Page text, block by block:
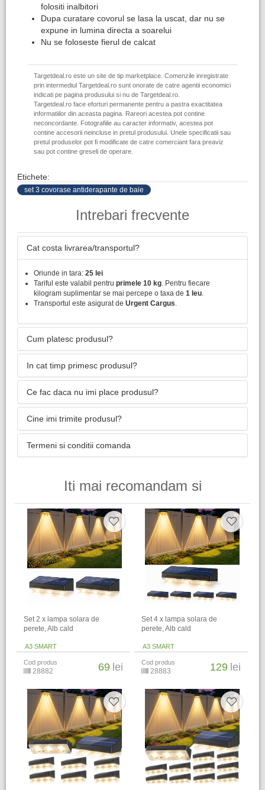
folositi inalbitori
Dupa curatare covorul se lasa la uscat, dar nu se
expune in lumina directa a soarelui
Nu se foloseste fierul de calcat
Targetdeal.ro este un site de tip marketplace. Comenzile inregistrate
prin intermediul Targetdeal.ro sunt onorate de catre agentii economici
indicati pe pagina produsului si nu de Targetdeal.ro.
Targetdeal.ro face eforturi permanente pentru a pastra exactitatea
informatiilor din aceasta pagina. Rareori acestea pot contine
neconcordante. Fotografiile au caracter informativ, acestea pot
contine accesorii neincluse in pretul produsului. Unele specificatii sau
pretul produselor pot fi modificate de catre comerciant fara preaviz
sau pot contine greseli de operare.
Etichete:
set 3 covorase antiderapante de baie
Intrebari frecvente
Cat costa livrarea/transportul?
Oriunde in tara: 25 lei
Tariful este valabil pentru primele 10 kg. Pentru fiecare
kilogram suplimentar se mai percepe o taxa de 1 leu.
Transportul este asigurat de Urgent Cargus.
Cum platesc produsul?
In cat timp primesc produsul?
Ce fac daca nu imi place produsul?
Cine imi trimite produsul?
Termeni si conditii comanda
Iti mai recomandam si
Set 2 x lampa solara de
perete, Alb cald
A3 SMART
Cod produs
28882 69 lei
Set 4 x lampa solara de
perete, Alb cald
A3 SMART
Cod produs
28883 129 lei